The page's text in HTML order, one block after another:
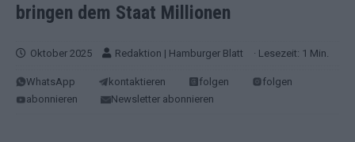
bringen dem Staat Millionen
Oktober 2025 Redaktion | Hamburger Blatt · Lesezeit: 1 Min.
WhatsApp kontaktieren folgen
folgen
abonnieren
Newsletter abonnieren